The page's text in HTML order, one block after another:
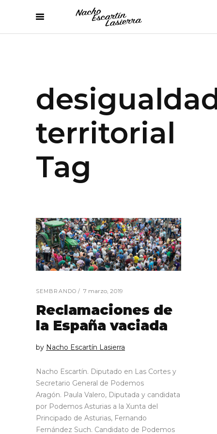
territorial
Tag
SEMBRANDO 7 marzo, 2019
Reclamaciones de
la España vaciada
by Nacho Escartín Lasierra
Nacho Escartín. Diputado en Las Cortes y
Secretario General de Podemos
Aragón. Paula Valero, Diputada y candidata
por Podemos Asturias a la Xunta del
Principado de Asturias, Fernando
Fernández Such. Candidato de Podemos